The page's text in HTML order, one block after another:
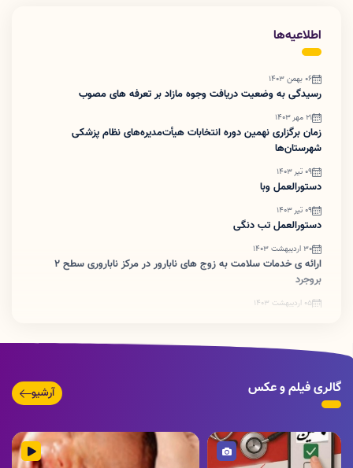
اطلاعیه‌ها
06 بهمن 1403
رسیدگی به وضعیت دریافت وجوه مازاد بر تعرفه های مصوب
21 مهر 1403
زمان برگزاری نهمین دوره انتخابات هیأت‌مدیره‌های نظام پزشکی
شهرستان‌ها
09 تیر 1403
دستورالعمل وبا
09 تیر 1403
دستورالعمل تب دنگی
30 اردیبهشت 1403
ارائه ی خدمات سلامت به زوج های نابارور در مرکز ناباروری سطح ۲
بروجرد
05 اردیبهشت 1403
گالری فیلم و عکس آرشیو